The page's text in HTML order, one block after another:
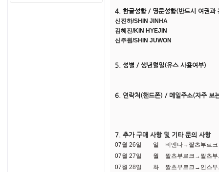
4. 한글성함 / 영문성함(반드시 여권과
신진하/SHIN JINHA
김혜진/KIN HYEJIN
신주원/SHIN JUWON
5. 성별 / 생년월일(유스 사용여부)
6. 연락처(핸드폰) / 메일주소(자주 보
7. 추가 구매 사항 및 기타 문의 사항
07월 26일 일
비엔나→짤츠부르크
07월 27일
월
짤츠부르크→짤츠부
07월 28일
화
짤츠부르크→인스부